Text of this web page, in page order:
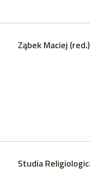
Ząbek Maciej (red.)
Studia